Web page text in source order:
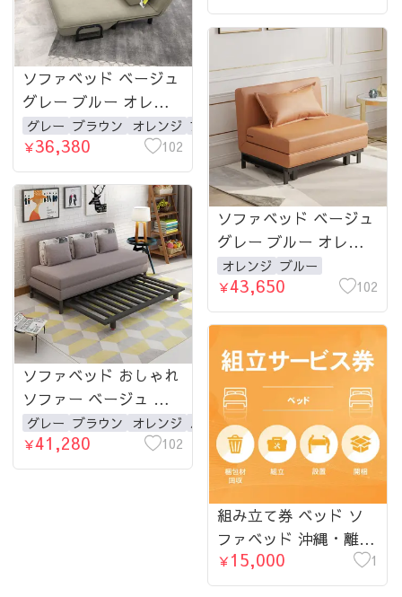
ソファベッド ベージュ
グレー ブルー オレン
ジ ブラウン 幅0.68-1.5
ｍ 1人掛け 2人掛け
グレー ブラウン オレンジ ブルー
￥36,380 102
ソファベッド ベージュ
グレー ブルー オレン
ジ ブラウン 幅0.68-1.5
ｍ 1人掛け 2人掛け
オレンジ ブルー
￥43,650 102
ソファベッド おしゃれ
ソファー ベージュ グ
レー ブルー オレンジ
ブラウン 幅0.68-1.5ｍ
1人掛け 2人掛け 北欧
グレー ブラウン オレンジ パープル
￥41,280 102
組み立て券 ベッド ソ
ファベッド 沖縄・離島
利用不可
￥15,000 1